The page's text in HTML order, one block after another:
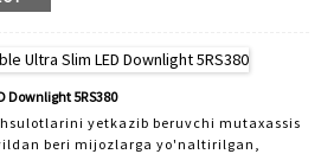
loyihalashtiramiz va ishlab
mahalliy yoritgichlar, tijorat
o'z ichiga oladi. Lediant
mahsulotlar asbob-uskunalar bilan
xos innovatsiyalarga ega ...
Downlight 5RS380
yetkazib beruvchi mutaxassis
beri mijozlarga yo'naltirilgan,